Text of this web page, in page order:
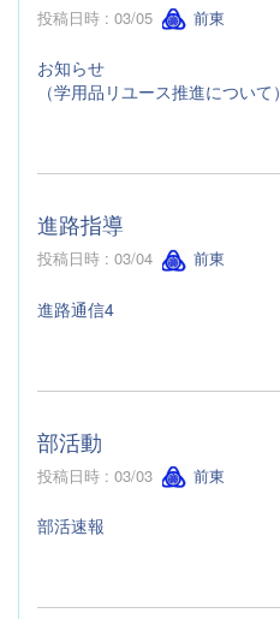
投稿日時 : 03/05 前東
お知らせ
（学用品リユース推進について）
進路指導
投稿日時 : 03/04 前東
進路通信4
部活動
投稿日時 : 03/03 前東
部活速報